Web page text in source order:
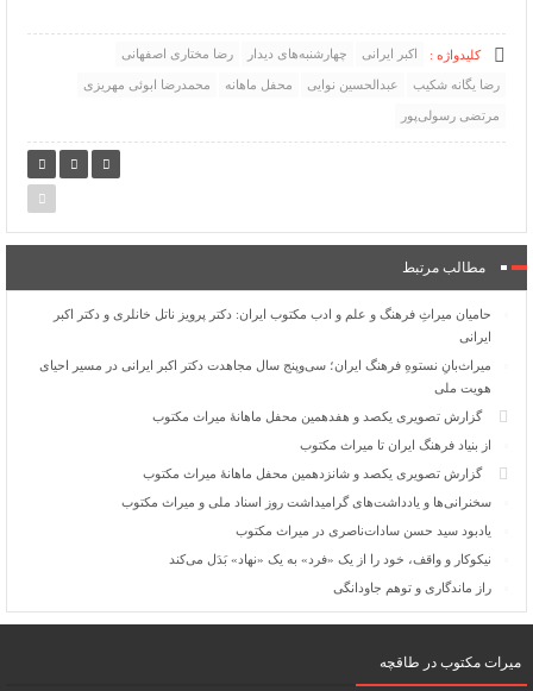
کلیدواژه : اکبر ایرانی چهارشنبه‌های دیدار رضا مختاری اصفهانی
رضا یگانه شکیب عبدالحسین نوایی محفل ماهانه محمدرضا ابوئی مهریزی
مرتضی رسولی‌پور
مطالب مرتبط
حامیان میراثِ فرهنگ و علم و ادب مکتوب ایران: دکتر پرویز ناتل خانلری و دکتر اکبر
ایرانی
میراث‌بانِ نستوهِ فرهنگ ایران؛ سی‌وپنج سال مجاهدت دکتر اکبر ایرانی در مسیر احیای
هویت ملی
گزارش تصویری یکصد و هفدهمین محفل ماهانۀ میراث مکتوب
از بنیاد فرهنگ ایران تا میراث مکتوب
گزارش تصویری یکصد و شانزدهمین محفل ماهانۀ میراث مکتوب
سخنرانی‌ها و یادداشت‌های گرامیداشت روز اسناد ملی و میراث مکتوب
یادبود سید حسن سادات‌ناصری در میراث مکتوب
نیکوکار و واقف، خود را از یک «فرد» به یک «نهاد» بَدَل می‌کند
راز ماندگاری و توهم جاودانگی
میرات مکتوب در طاقچه